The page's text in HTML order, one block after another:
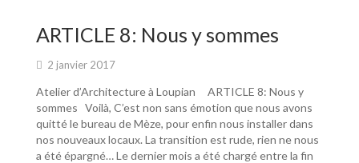
o
o
k
er
ARTICLE 8: Nous y sommes
2 janvier 2017
Atelier d’Architecture à Loupian ARTICLE 8: Nous y
sommes Voilà, C’est non sans émotion que nous avons
quitté le bureau de Mèze, pour enfin nous installer dans
nos nouveaux locaux. La transition est rude, rien ne nous
a été épargné… Le dernier mois a été chargé entre la fin